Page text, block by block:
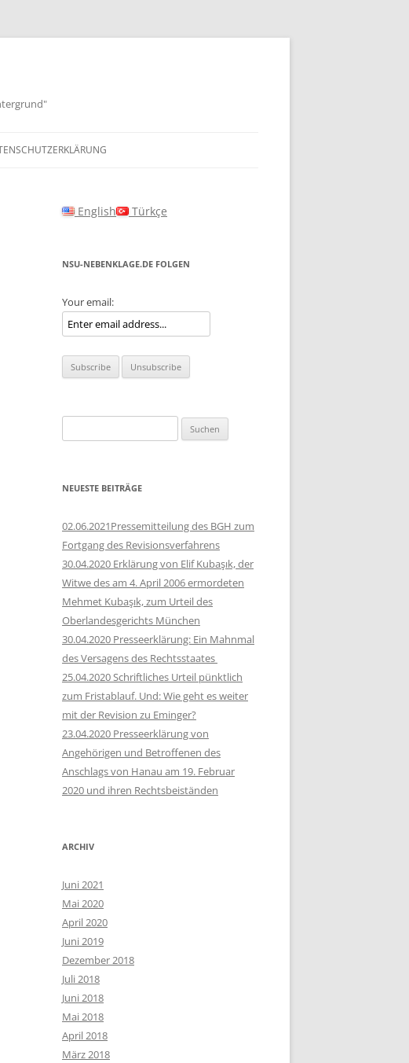
English Türkçe
NSU-NEBENKLAGE.DE FOLGEN
Your email:
nach:
NEUESTE BEITRÄGE
02.06.2021Pressemitteilung des BGH zum
Fortgang des Revisionsverfahrens
30.04.2020 Erklärung von Elif Kubaşık, der
Witwe des am 4. April 2006 ermordeten
Mehmet Kubaşık, zum Urteil des
Oberlandesgerichts München
30.04.2020 Presseerklärung: Ein Mahnmal
des Versagens des Rechtsstaates
25.04.2020 Schriftliches Urteil pünktlich
zum Fristablauf. Und: Wie geht es weiter
mit der Revision zu Eminger?
23.04.2020 Presseerklärung von
Angehörigen und Betroffenen des
Anschlags von Hanau am 19. Februar
2020 und ihren Rechtsbeiständen
ARCHIV
Juni 2021
Mai 2020
April 2020
Juni 2019
Dezember 2018
Juli 2018
Juni 2018
Mai 2018
April 2018
März 2018